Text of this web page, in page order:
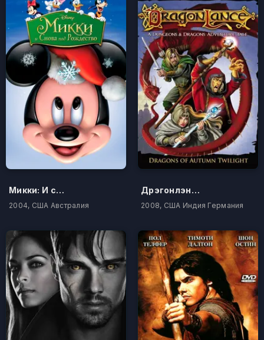
Микки: И снова под Рождество
2004, США Австралия
Дрэгонлэнс: Драконы осенних сумерек
2008, США Индия Германия